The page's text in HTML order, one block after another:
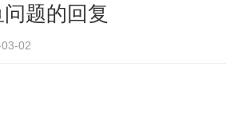
题的回复
02